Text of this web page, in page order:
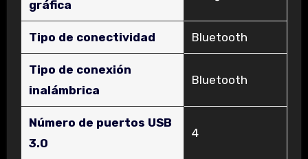
gráfica
Tipo de conectividad ‎Bluetooth
Tipo de conexión
inalámbrica
‎Bluetooth
Número de puertos USB
3.0
‎4